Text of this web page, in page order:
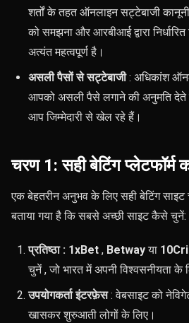
शर्तों के तहत ऑनलाइन सट्टेबाजी
को समझना और आरबीआई द्वारा निर्धारित
अत्यंत महत्वपूर्ण है।
असली पैसों से सट्टेबाजी: अधिकांश
आपको असली पैसे लगाने की अनुमति देते
आप जिम्मेदारी से खेल रहे हैं।
चरण 1: सही बेटिंग प्लेटफॉर्म
एक बेहतरीन अनुभव के लिए सही बेटिंग
बताया गया है कि सबसे अच्छी साइट कैसे चुनें:
प्रतिष्ठा : 1xBet , Betwayया
चुनें, जो भारत में अपनी विश्वसनीयता के
उपयोगकर्ता इंटरफ़ेस: वेबसाइट को
खासकर शुरुआती लोगों के लिए।